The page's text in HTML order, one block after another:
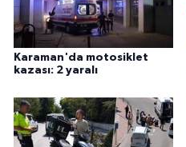
Karaman'da motosiklet
kazası: 2 yaralı